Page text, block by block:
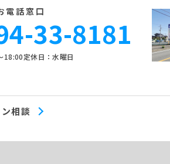
電話窓口
33-8181
18:00定休日：水曜日
相談